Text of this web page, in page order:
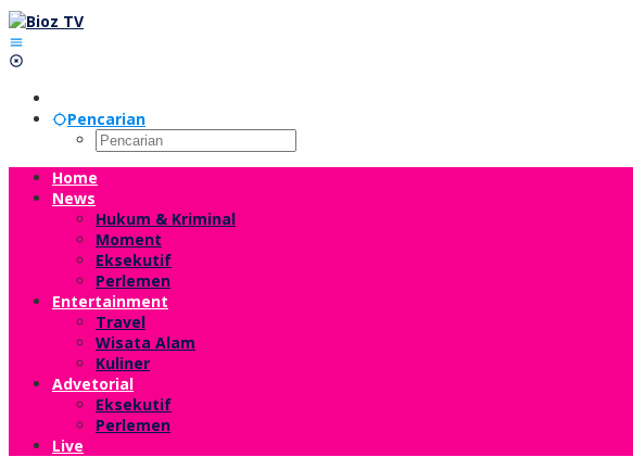
Lewati
ke
konten
Pencarian
Home
News
Hukum & Kriminal
Moment
Eksekutif
Perlemen
Entertainment
Travel
Wisata Alam
Kuliner
Advetorial
Eksekutif
Perlemen
Live